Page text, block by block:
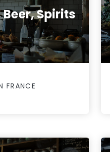
Beer, Spirits
FRANCE